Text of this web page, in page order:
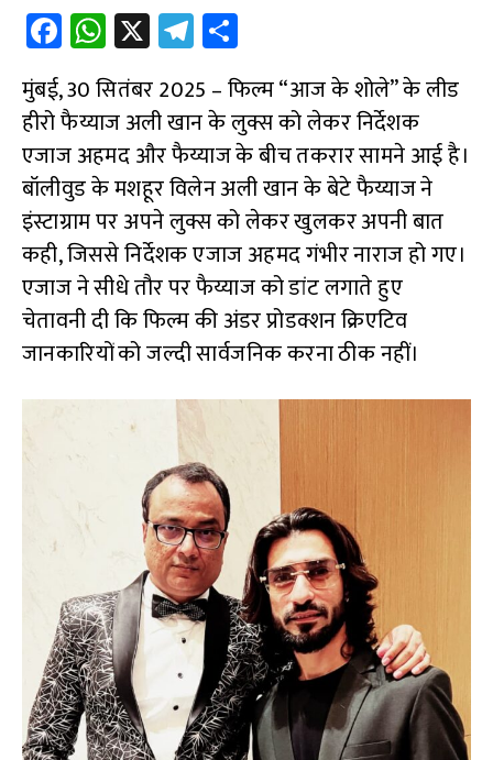
Fa
ce
b
o
o
k
W
h
at
s
A
p
p
X Te
le
gr
a
m
h
ar
e
मुंबई, 30 सितंबर 2025 – फिल्म “आज के शोले” के लीड
हीरो फैय्याज अली खान के लुक्स को लेकर निर्देशक
एजाज अहमद और फैय्याज के बीच तकरार सामने आई है।
बॉलीवुड के मशहूर विलेन अली खान के बेटे फैय्याज ने
इंस्टाग्राम पर अपने लुक्स को लेकर खुलकर अपनी बात
कही, जिससे निर्देशक एजाज अहमद गंभीर नाराज हो गए।
एजाज ने सीधे तौर पर फैय्याज को डांट लगाते हुए
चेतावनी दी कि फिल्म की अंडर प्रोडक्शन क्रिएटिव
जानकारियों को जल्दी सार्वजनिक करना ठीक नहीं।